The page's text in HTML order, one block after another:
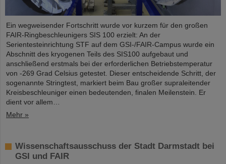
Ein wegweisender Fortschritt wurde vor kurzem für den großen
FAIR-Ringbeschleunigers SIS 100 erzielt: An der
Serientesteinrichtung STF auf dem GSI-/FAIR-Campus wurde ein
Abschnitt des kryogenen Teils des SIS100 aufgebaut und
anschließend erstmals bei der erforderlichen Betriebstemperatur
von -269 Grad Celsius getestet. Dieser entscheidende Schritt, der
sogenannte Stringtest, markiert beim Bau großer supraleitender
Kreisbeschleuniger einen bedeutenden, finalen Meilenstein. Er
dient vor allem…
Mehr »
Wissenschaftsausschuss der Stadt Darmstadt bei
GSI und FAIR